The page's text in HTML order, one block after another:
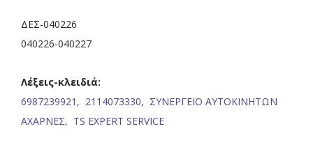
ΔΕΣ-040226
040226-040227
Λέξεις-κλειδιά:
6987239921, 2114073330, ΣΥΝΕΡΓΕΙΟ ΑΥΤΟΚΙΝΗΤΩΝ
ΑΧΑΡΝΕΣ, TS EXPERT SERVICE